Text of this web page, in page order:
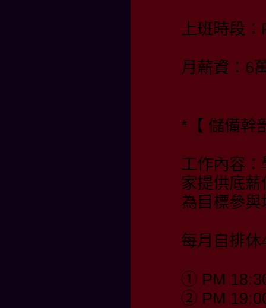
上班時段
月薪資：6
*【 儲備幹
工作內容
家提供底
為目標參與
每月自排休
① PM
② PM